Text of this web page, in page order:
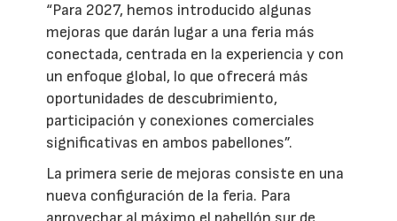
“Para 2027, hemos introducido algunas
mejoras que darán lugar a una feria más
conectada, centrada en la experiencia y con
un enfoque global, lo que ofrecerá más
oportunidades de descubrimiento,
participación y conexiones comerciales
significativas en ambos pabellones”.
La primera serie de mejoras consiste en una
nueva configuración de la feria. Para